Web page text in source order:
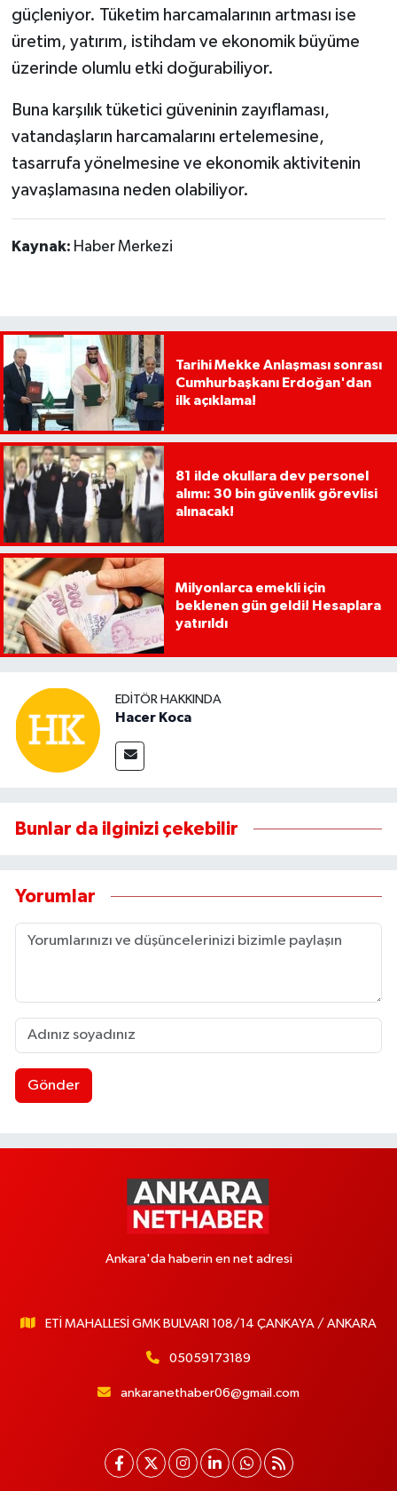
güçleniyor. Tüketim harcamalarının artması ise
üretim, yatırım, istihdam ve ekonomik büyüme
üzerinde olumlu etki doğurabiliyor.
Buna karşılık tüketici güveninin zayıflaması,
vatandaşların harcamalarını ertelemesine,
tasarrufa yönelmesine ve ekonomik aktivitenin
yavaşlamasına neden olabiliyor.
Kaynak: Haber Merkezi
Tarihi Mekke Anlaşması sonrası
Cumhurbaşkanı Erdoğan'dan
ilk açıklama!
81 ilde okullara dev personel
alımı: 30 bin güvenlik görevlisi
alınacak!
Milyonlarca emekli için
beklenen gün geldi! Hesaplara
yatırıldı
EDITÖR HAKKINDA
Hacer Koca
Bunlar da ilginizi çekebilir
Yorumlar
Gönder
Ankara'da haberin en net adresi
ETİ MAHALLESİ GMK BULVARI 108/14 ÇANKAYA / ANKARA
05059173189
ankaranethaber06@gmail.com